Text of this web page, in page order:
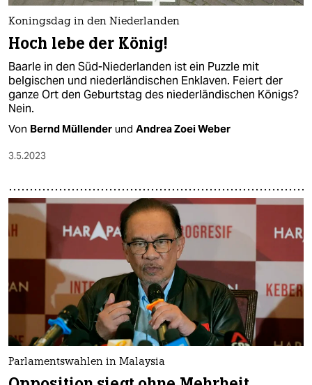
Koningsdag in den Niederlanden
Hoch lebe der König!
Baarle in den Süd-Niederlanden ist ein Puzzle mit
belgischen und niederländischen Enklaven. Feiert der
ganze Ort den Geburtstag des niederländischen Königs?
Nein.
Von Bernd Müllender und Andrea Zoei Weber
3.5.2023
Parlamentswahlen in Malaysia